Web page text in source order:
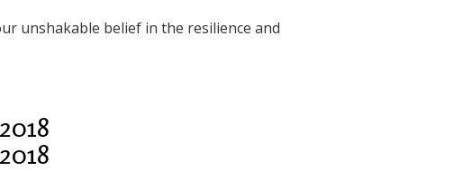
unshakable belief in the resilience and